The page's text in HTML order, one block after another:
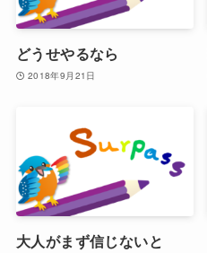
どうせやるなら
2018年9月21日
大人がまず信じないと